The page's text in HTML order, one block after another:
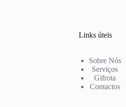
Links úteis
Sobre Nós
Serviços
Gifrota
Contactos